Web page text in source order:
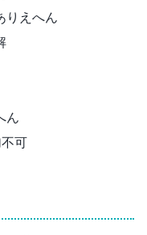
りえへん
ん
可